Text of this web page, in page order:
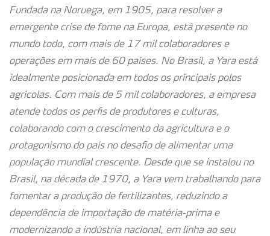
Fundada na Noruega, em 1905, para resolver a
emergente crise de fome na Europa, está presente no
mundo todo, com mais de 17 mil colaboradores e
operações em mais de 60 países. No Brasil, a Yara está
idealmente posicionada em todos os principais polos
agrícolas. Com mais de 5 mil colaboradores, a empresa
atende todos os perfis de produtores e culturas,
colaborando com o crescimento da agricultura e o
protagonismo do país no desafio de alimentar uma
população mundial crescente. Desde que se instalou no
Brasil, na década de 1970, a Yara vem trabalhando para
fomentar a produção de fertilizantes, reduzindo a
dependência de importação de matéria-prima e
modernizando a indústria nacional, em linha ao seu